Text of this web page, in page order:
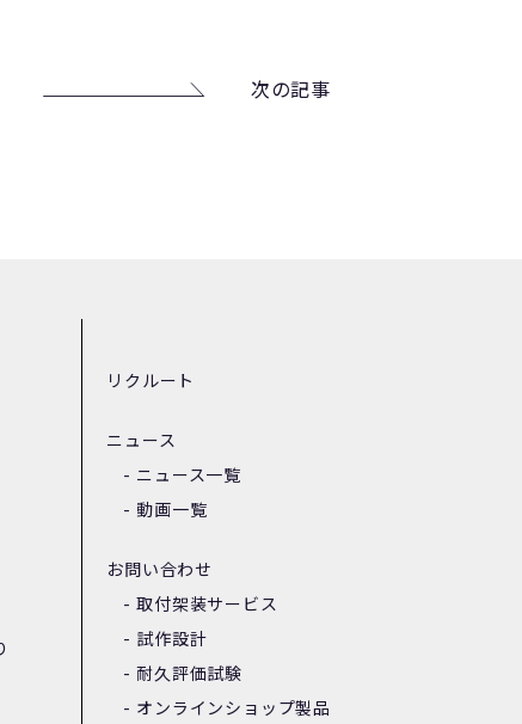
次の記事
リクルート
ニュース
ニュース一覧
動画一覧
お問い合わせ
取付架装サービス
試作設計
耐久評価試験
オンラインショップ製品